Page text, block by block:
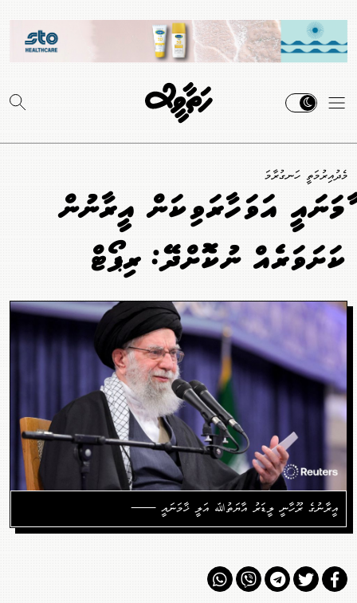
މެދުއިރުމަތީ ހަނގުރާމަ
ޚާމަނައީ އަވަހާރަވިކަން އީރާނުން
ކަށަވަރެއް ނުކޮށްދޭ: ރިޕޯޓް
އީރާނުގެ ރޫހާނީ ލީޑަރު އާޔަތުﷲ އަލީ ޚާމަނައީ ——